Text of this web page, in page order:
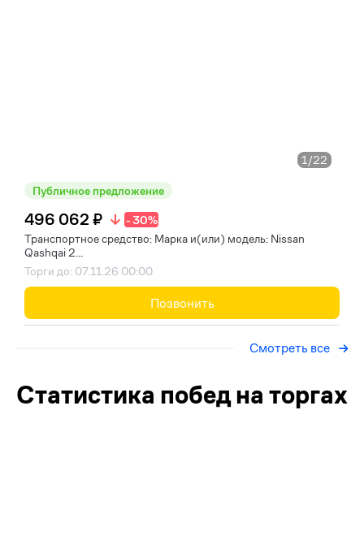
1/22
Публичное предложение
496 062 ₽
- 30%
Транспортное средство: Марка и(или) модель: Nissan
Qashqai 2...
Торги до: 07.11.26 00:00
Позвонить
Смотреть все
Статистика побед на торгах